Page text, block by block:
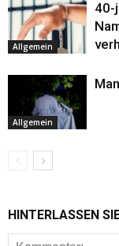
Allgemein
40-
Allgemein
HINTERLASSEN